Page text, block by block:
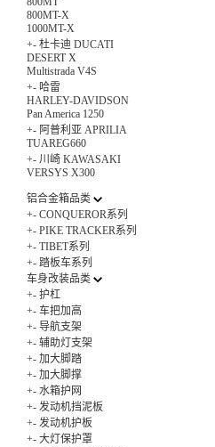
800MT-X
1000MT-X
+- 杜卡迪 DUCATI
DESERT X
Multistrada V4S
+- 哈雷
HARLEY-DAVIDSON
Pan America 1250
+- 阿普利亚 APRILIA
TUAREG660
+- 川崎 KAWASAKI
VERSYS X300
铝合金箱品类
+- CONQUEROR系列
+- PIKE TRACKER系列
+- TIBET系列
+- 踏板车系列
车身改装品类
+- 护杠
+- 车把加高
+- 导航支架
+- 辅助灯支架
+- 加大脚踏
+- 加大脚撑
+- 水箱护网
+- 发动机挡泥板
+- 发动机护板
+- 大灯保护罩